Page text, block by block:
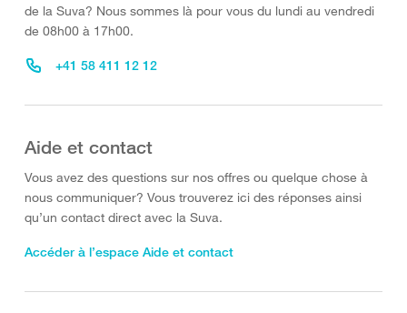
de la Suva? Nous sommes là pour vous du lundi au vendredi
de 08h00 à 17h00.
+41 58 411 12 12
Aide et contact
Vous avez des questions sur nos offres ou quelque chose à
nous communiquer? Vous trouverez ici des réponses ainsi
qu’un contact direct avec la Suva.
Accéder à l’espace Aide et contact